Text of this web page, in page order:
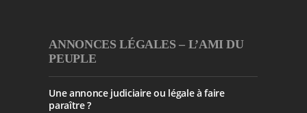
ANNONCES LÉGALES – L’AMI DU
PEUPLE
Une annonce judiciaire ou légale à faire
paraître ?